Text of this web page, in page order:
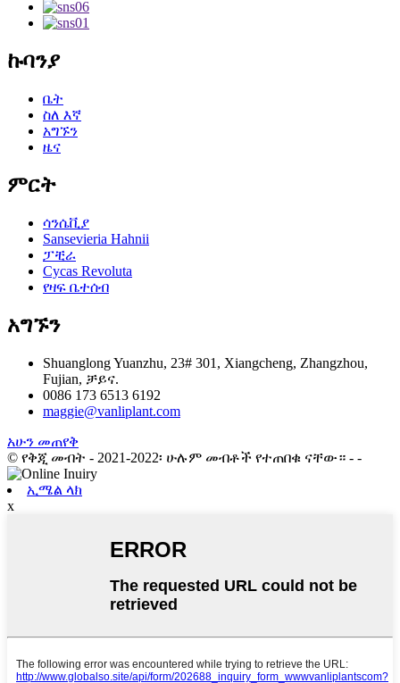
ኩባንያ
ቤት
ስለ እኛ
አግኙን
ዜና
ምርት
ሳንሴቪያ
Sansevieria Hahnii
ፓቺራ
Cycas Revoluta
የዛፍ ቤተሰብ
አግኙን
Shuanglong Yuanzhu, 23# 301, Xiangcheng, Zhangzhou,
Fujian, ቻይና.
0086 173 6513 6192
maggie@vanliplant.com
አሁን መጠየቅ
© የቅጂ መብት - 2021-2022፡ ሁሉም መብቶች የተጠበቁ ናቸው። - -
ኢሜል ላክ
x